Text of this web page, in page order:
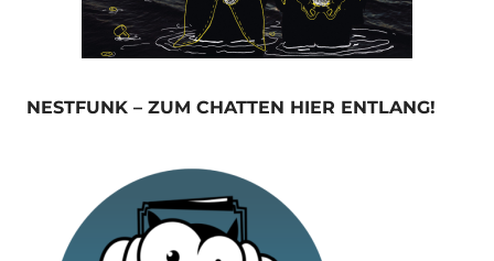
NESTFUNK – ZUM CHATTEN HIER ENTLANG!